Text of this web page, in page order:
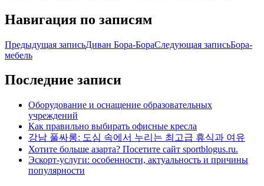
Навигация по записям
Предыдущая записьДиван Бора-БораСледующая записьБора-
мебель
Последние записи
Оборудование и оснащение образовательных
учреждений
Как правильно выбирать офисные кресла
강남 풀싸롱: 도심 속에서 누리는 최고급 휴식과 여유
Хотите больше азарта? Посетите сайт sportblogus.ru.
Эскорт-услуги: особенности, актуальность и причины
популярности